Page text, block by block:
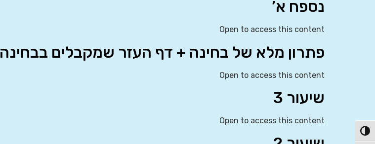
הפעל/כבה ניגודיות גבוהה
נספח א’
Open to access this content
פתרון מלא של בחינה + דף העזר שמקבלים בבחינה
Open to access this content
שיעור 3
Open to access this content